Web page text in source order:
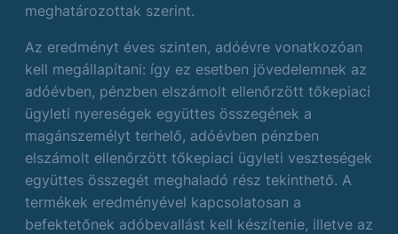
meghatározottak szerint.
Az eredményt éves szinten, adóévre vonatkozóan
kell megállapítani: így ez esetben jövedelemnek az
adóévben, pénzben elszámolt ellenőrzött tőkepiaci
ügyleti nyereségek együttes összegének a
magánszemélyt terhelő, adóévben pénzben
elszámolt ellenőrzött tőkepiaci ügyleti veszteségek
együttes összegét meghaladó rész tekinthető. A
termékek eredményével kapcsolatosan a
befektetőnek adóbevallást kell készítenie, illetve az